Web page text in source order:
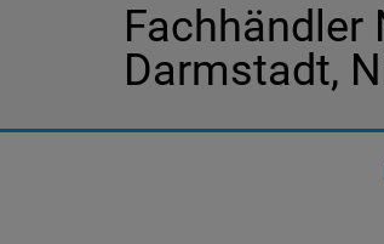
Fachhändler
Darmstadt,